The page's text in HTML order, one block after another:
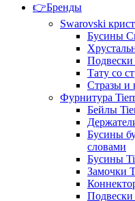
👉Бренды
Swarovski
Бусины
Подвески
Тату со
Стразы и
Фурнитура
Бейлы
Бусины
словами
Бусины
Замочки
Подвески